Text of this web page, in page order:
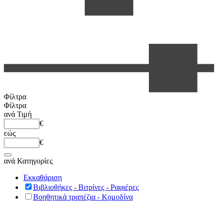
Φίλτρα
Φίλτρα
ανά Τιμή
€
εώς
€
ανά Κατηγορίες
Εκκαθάριση
Βιβλιοθήκες - Βιτρίνες - Ραφιέρες
Βοηθητικά τραπέζια - Κομοδίνα